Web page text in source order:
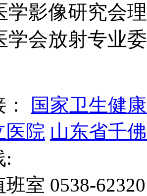
学影像研究会
学会放射专业
国家卫生健
医院 山东省千
:
班室 0538-